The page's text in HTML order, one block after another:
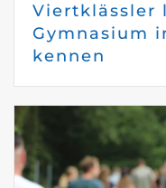
Viertklässler
Gymnasium
kennen